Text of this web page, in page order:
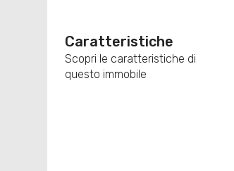
Caratteristiche
Scopri le caratteristiche di
questo immobile